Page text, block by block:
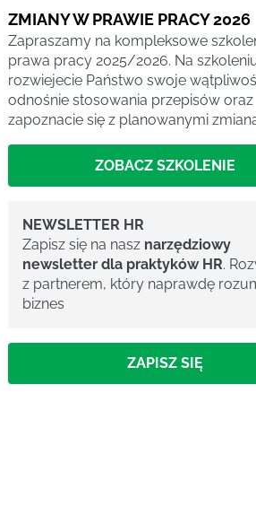
ZMIANY W PRAWIE PRACY 2026
Zapraszamy na kompleksowe
prawa pracy 2025/2026. Na
rozwiejecie Państwo swoje
odnośnie stosowania przepisów oraz
zapoznacie się z planowanymi
ZOBACZ SZKOLENIE
NEWSLETTER HR
Zapisz się na nasz narzędziowy
newsletter dla praktyków HR.
z partnerem, który naprawdę
biznes
ZAPISZ SIĘ